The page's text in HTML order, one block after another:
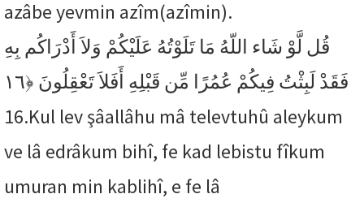
azâbe yevmin azîm(azîmin).
قُل لَّوْ شَاء اللّهُ مَا تَلَوْتُهُ عَلَيْكُمْ وَلاَ أَدْرَاكُم بِهِ
فَقَدْ لَبِثْتُ فِيكُمْ عُمُرًا مِّن قَبْلِهِ أَفَلاَ تَعْقِلُونَ ﴿١٦
16.Kul lev şâallâhu mâ televtuhû aleykum
ve lâ edrâkum bihî, fe kad lebistu fîkum
umuran min kablihî, e fe lâ